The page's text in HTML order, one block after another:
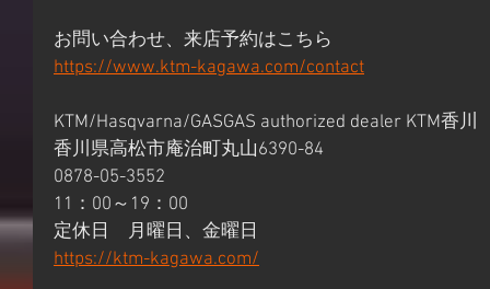
お問い合わせ、来店予約はこちら
https://www.ktm-kagawa.com/contact
KTM/Hasqvarna/GASGAS authorized dealer KTM香川
香川県高松市庵治町丸山6390-84
0878-05-3552
11：00～19：00
定休日　月曜日、金曜日
https://ktm-kagawa.com/